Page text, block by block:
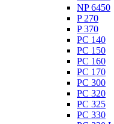
NP 6450
P 270
P 370
PC 140
PC 150
PC 160
PC 170
PC 300
PC 320
PC 325
PC 330